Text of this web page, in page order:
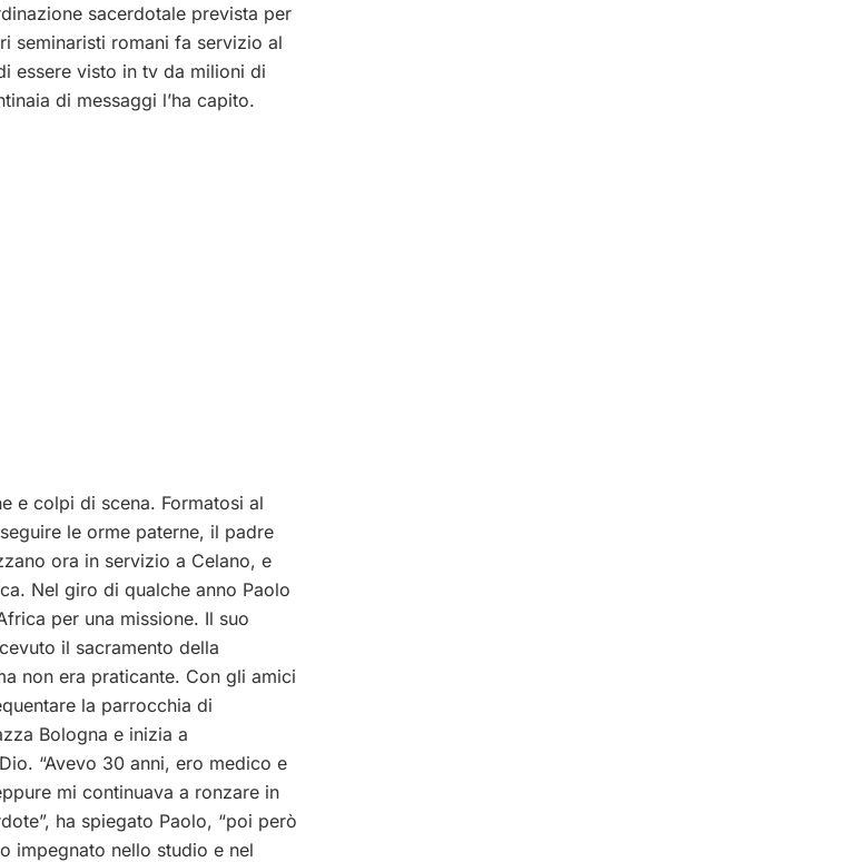
sacerdotale prevista per
seminaristi romani fa servizio al
essere visto in tv da milioni di
di messaggi l’ha capito.
e colpi di scena. Formatosi al
le orme paterne, il padre
ora in servizio a Celano, e
Nel giro di qualche anno Paolo
per una missione. Il suo
il sacramento della
non era praticante. Con gli amici
la parrocchia di
Bologna e inizia a
“Avevo 30 anni, ero medico e
mi continuava a ronzare in
ha spiegato Paolo, “poi però
impegnato nello studio e nel